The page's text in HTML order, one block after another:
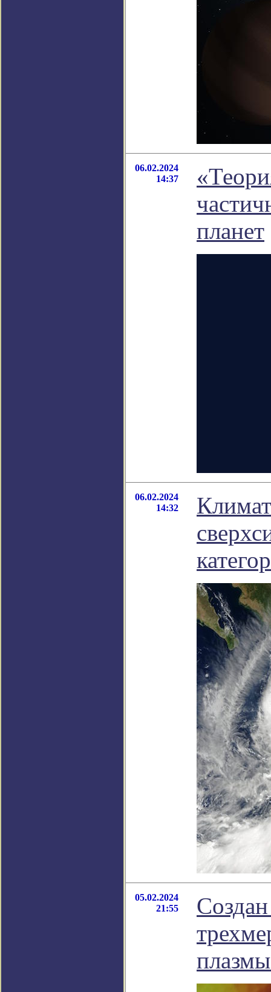
06.02.2024
14:37
планет
06.02.2024
14:32
05.02.2024
21:55